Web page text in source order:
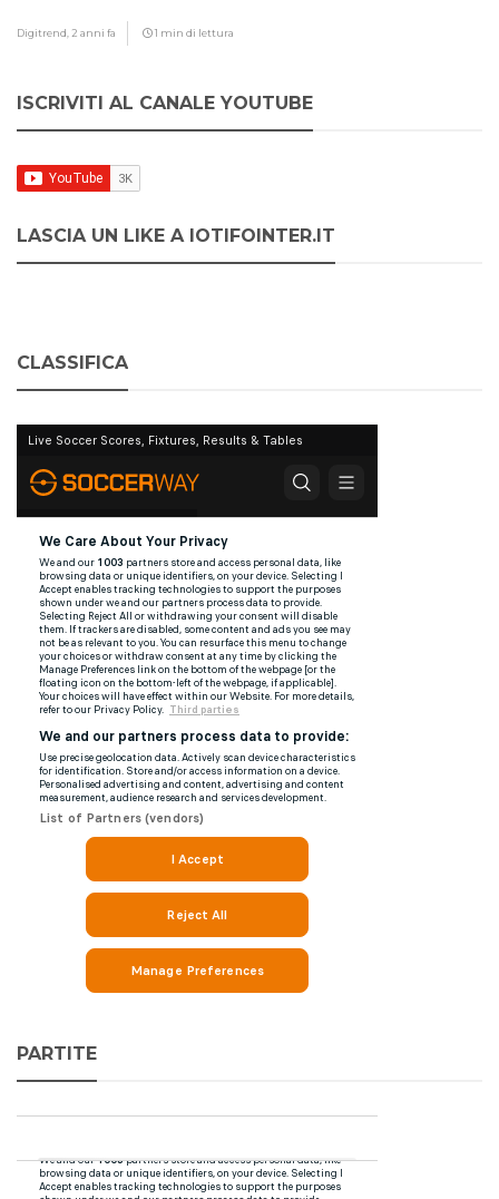
Digitrend, 2 anni fa 1 min di lettura
ISCRIVITI AL CANALE YOUTUBE
LASCIA UN LIKE A IOTIFOINTER.IT
CLASSIFICA
PARTITE